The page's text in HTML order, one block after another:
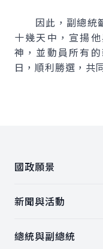
因此，副總統
十幾天中，宣揚
神，並動員所有
日，順利勝選，共
國政願景
新聞與活動
總統與副總統